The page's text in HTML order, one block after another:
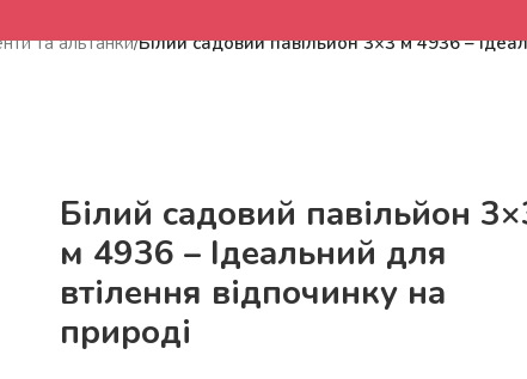
та альтанки/Білий садовий павільйон 3×3 м 4936 –
Білий садовий павільйон
м 4936 – Ідеальний для
втілення відпочинку на
природі